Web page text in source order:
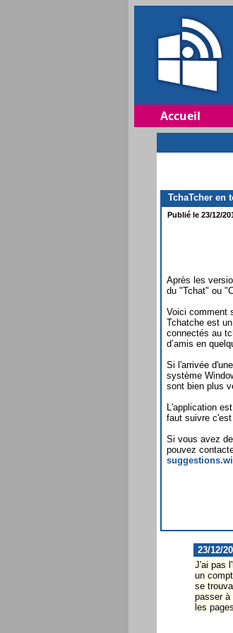
Accueil
TchaTcher en
Publié le 23/12/
Après les
du "Tchat" ou
Voici comment
Tchatche est
connectés au
d’amis en
Si l'arrivée
système
sont bien plus
L'application
faut suivre c'est
Si vous avez
pouvez
23/12/
J'ai pas
un
se
passer à
les